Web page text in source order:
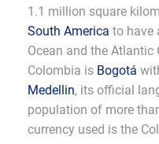
1.1 million square
South America to have
Ocean and the
Colombia is Bogotá
Medellin, its official
population of more
currency used is the